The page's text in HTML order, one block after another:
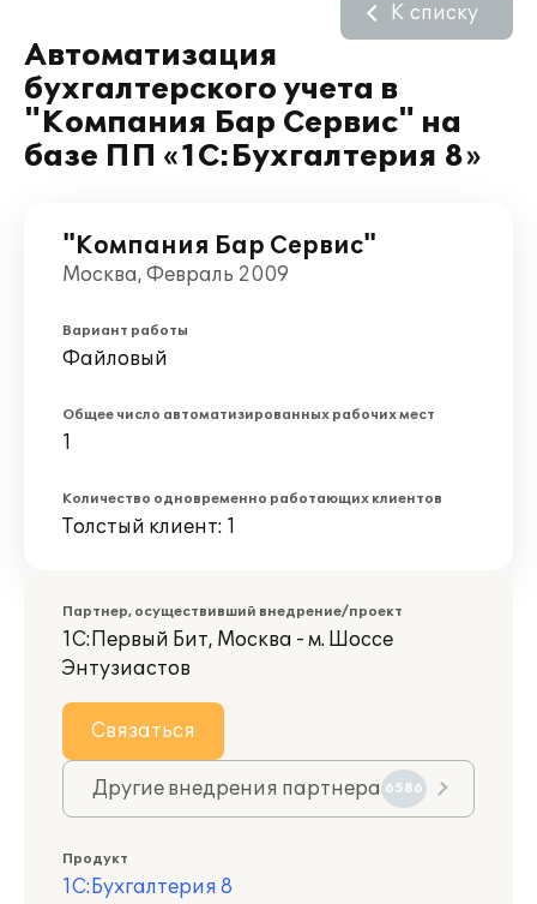
Автоматизация
бухгалтерского учета в
"Компания Бар Сервис" на
базе ПП «1С:Бухгалтерия 8»
К списку
"Компания Бар Сервис"
Москва, Февраль 2009
Вариант работы
Файловый
Общее число автоматизированных рабочих мест
1
Количество одновременно работающих клиентов
Толстый клиент: 1
Партнер, осуществивший внедрение/проект
1С:Первый Бит, Москва - м. Шоссе
Энтузиастов
Связаться
Другие внедрения партнера 6586
Продукт
1С:Бухгалтерия 8